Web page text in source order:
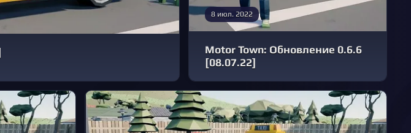
8 июл. 2022
Motor Town: Обновление 0.6.6
[08.07.22]